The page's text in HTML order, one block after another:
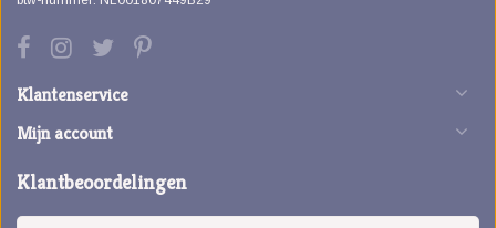
Klantenservice
Mijn account
Klantbeoordelingen